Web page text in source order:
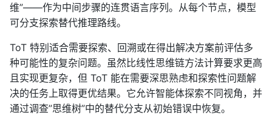
维”——作为中间步骤的连贯语言序列。从每个节点，模型
可分支探索替代推理路线。
ToT 特别适合需要探索、回溯或在得出解决方案前评估多
种可能性的复杂问题。虽然比线性思维链方法计算要求更高
且实现更复杂，但 ToT 能在需要深思熟虑和探索性问题解
决的任务上取得更优结果。它允许智能体探索不同视角，并
通过调查”思维树”中的替代分支从初始错误中恢复。